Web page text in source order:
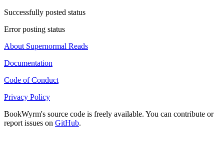
Successfully posted status
Error posting status
About Supernormal Reads
Documentation
Code of Conduct
Privacy Policy
BookWyrm's source code is freely available. You can contribute or
report issues on GitHub.